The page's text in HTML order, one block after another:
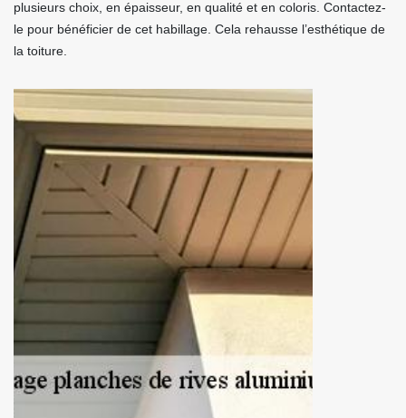
plusieurs choix, en épaisseur, en qualité et en coloris. Contactez-
le pour bénéficier de cet habillage. Cela rehausse l’esthétique de
la toiture.